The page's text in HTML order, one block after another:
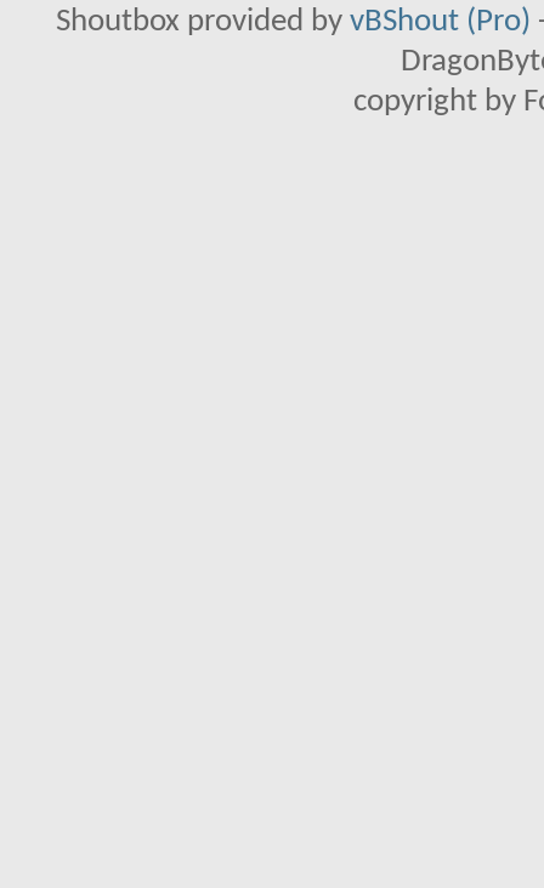
Shoutbox provided by vBShout (Pro)
copyright by